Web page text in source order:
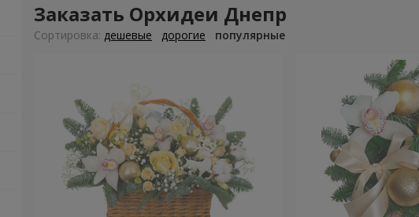
Заказать Орхидеи Днепр
Cортировка: дешевые дорогие популярные